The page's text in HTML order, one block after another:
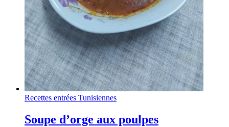
Recettes entrées Tunisiennes
Soupe d’orge aux poulpes